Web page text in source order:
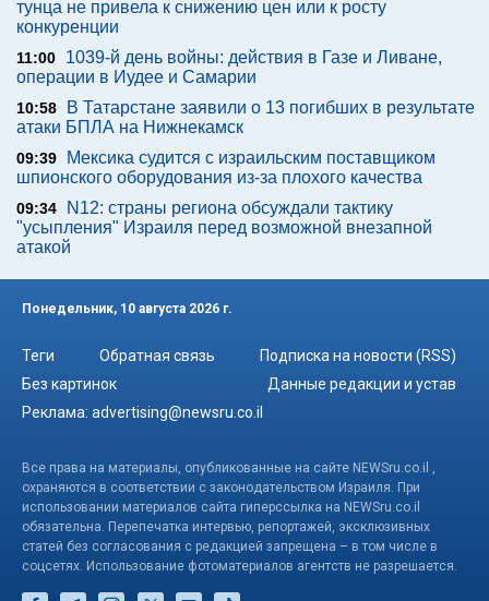
тунца не привела к снижению цен или к росту
конкуренции
11:00
1039-й день войны: действия в Газе и Ливане,
операции в Иудее и Самарии
10:58
В Татарстане заявили о 13 погибших в результате
атаки БПЛА на Нижнекамск
09:39
Мексика судится с израильским поставщиком
шпионского оборудования из-за плохого качества
09:34
N12: страны региона обсуждали тактику
"усыпления" Израиля перед возможной внезапной
атакой
Понедельник, 10 августа 2026 г.
Теги Обратная связь
Подписка на новости (RSS)
Без картинок
Данные редакции и устав
Реклама: advertising@newsru.co.il
Все права на материалы, опубликованные на сайте NEWSru.co.il ,
охраняются в соответствии с законодательством Израиля. При
использовании материалов сайта гиперссылка на NEWSru.co.il
обязательна. Перепечатка интервью, репортажей, эксклюзивных
статей без согласования с редакцией запрещена – в том числе в
соцсетях. Использование фотоматериалов агентств не разрешается.